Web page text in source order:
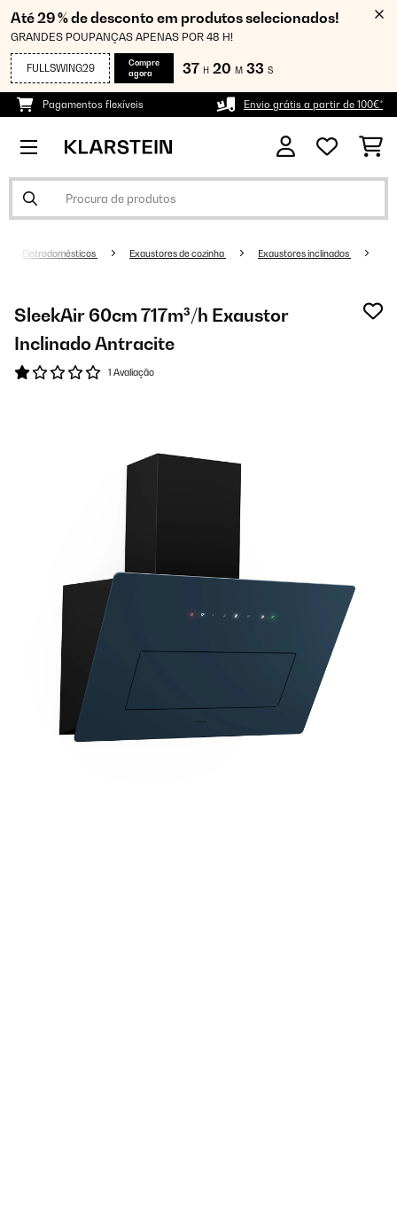
Até 29 % de desconto em produtos selecionados!
GRANDES POUPANÇAS APENAS POR 48 H!
FULLSWING29
Compre
agora
37 H 20 M 32 S
Pagamentos flexíveis Envio grátis a partir de 100€*
Eletrodomésticos Exaustores de cozinha Exaustores inclinados
SleekAir 60cm 717m³/h Exaustor
Inclinado Antracite
1 Avaliação